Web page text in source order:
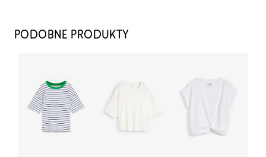
109,99 zł
49,99 zł
DODAJ DO KOSZYKA
Łańcuszek z modnymi elementami
PODOBNE PRODUKTY